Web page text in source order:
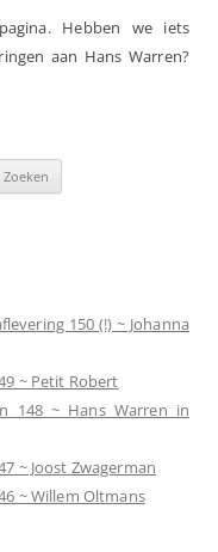
Hebben we iets
aan Hans Warren?
150 (!) ~ Johanna
~ Petit Robert
148 ~ Hans Warren in
~ Joost Zwagerman
~ Willem Oltmans